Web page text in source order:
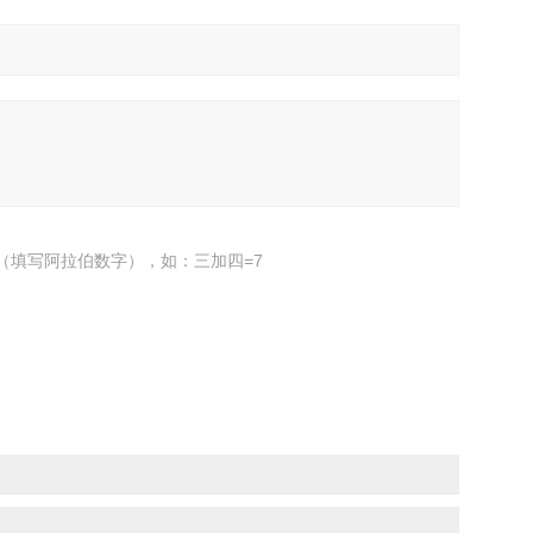
填写阿拉伯数字），如：三加四=7